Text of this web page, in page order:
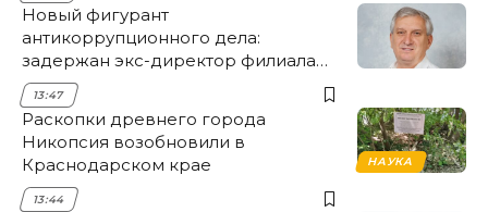
Новый фигурант
антикоррупционного дела:
задержан экс-директор филиала
НЭСК Крымска
13:47
НАУКА
Раскопки древнего города
Никопсия возобновили в
Краснодарском крае
13:44